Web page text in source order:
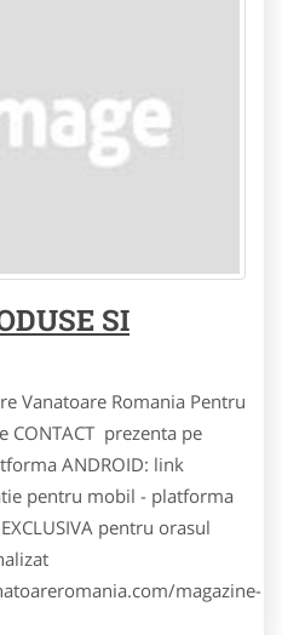
SI
Vanatoare Romania Pentru
prezenta pe
ANDROID: link
pentru mobil - platforma
pentru orasul
magazine-